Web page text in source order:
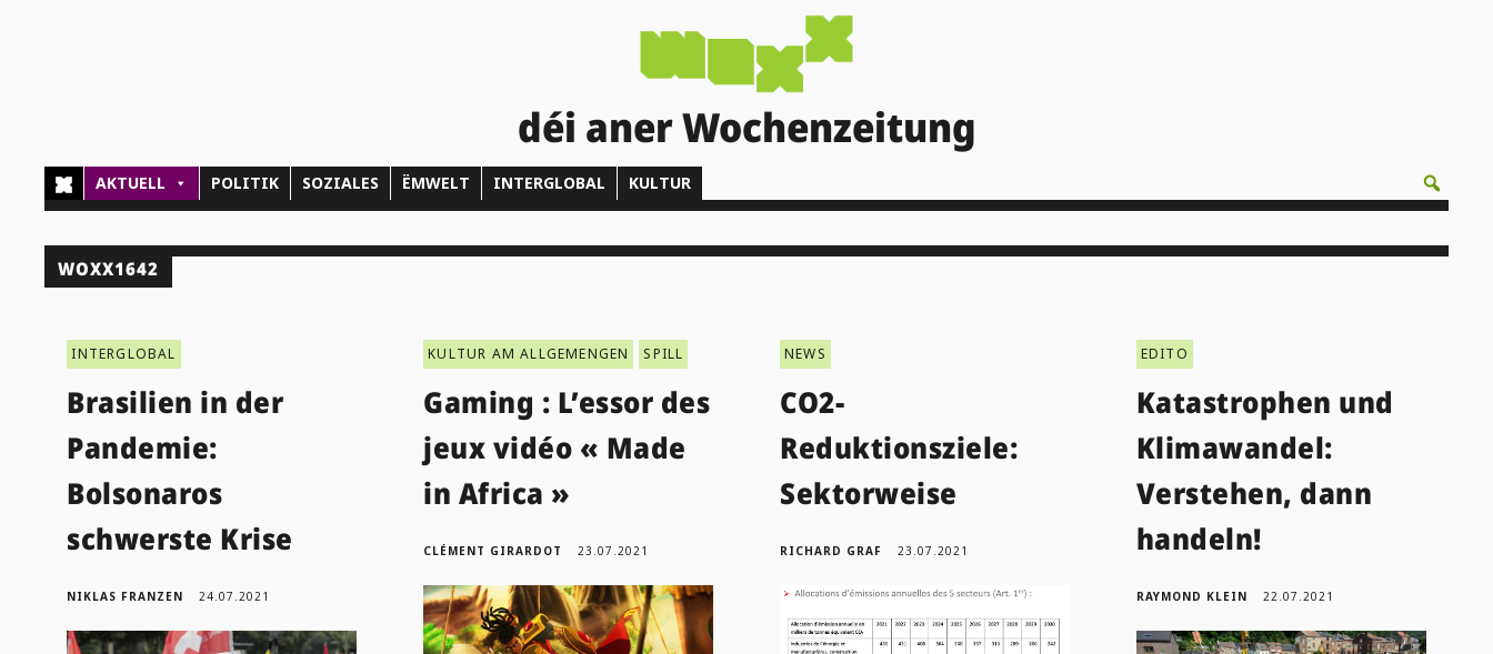
déi aner Wochenzeitung
AKTUELL POLITIK SOZIALES ËMWELT INTERGLOBAL KULTUR
WOXX1642
INTERGLOBAL
Brasilien in der
Pandemie:
Bolsonaros
schwerste Krise
NIKLAS FRANZEN 24.07.2021
KULTUR AM ALLGEMENGEN SPILL
Gaming : L’essor des
jeux vidéo « Made
in Africa »
CLÉMENT GIRARDOT 23.07.2021
NEWS
CO2-
Reduktionsziele:
Sektorweise
RICHARD GRAF 23.07.2021
EDITO
Katastrophen und
Klimawandel:
Verstehen, dann
handeln!
RAYMOND KLEIN 22.07.2021